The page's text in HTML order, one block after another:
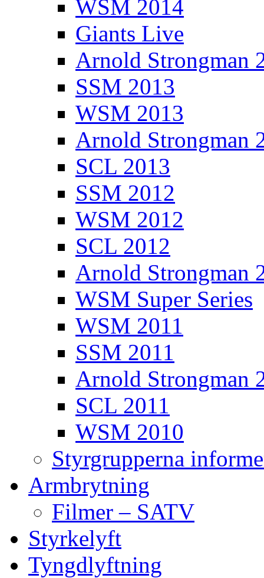
WSM 2014
Giants Live
Arnold Strongman
SSM 2013
WSM 2013
Arnold Strongman
SCL 2013
SSM 2012
WSM 2012
SCL 2012
Arnold Strongman
WSM Super Series
WSM 2011
SSM 2011
Arnold Strongman
SCL 2011
WSM 2010
Styrgrupperna
Armbrytning
Filmer – SATV
Styrkelyft
Tyngdlyftning